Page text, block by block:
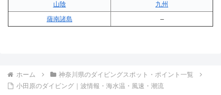
山陰
九州
薩南諸島
–
ホーム
神奈川県のダイビングスポット・ポイント一覧
小田原のダイビング｜波情報・海水温・風速・潮流